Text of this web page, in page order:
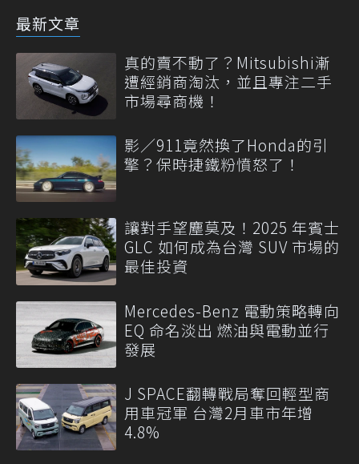
最新文章
真的賣不動了？Mitsubishi漸
遭經銷商淘汰，並且專注二手
市場尋商機！
影／911竟然換了Honda的引
擎？保時捷鐵粉憤怒了！
讓對手望塵莫及！2025 年賓士
GLC 如何成為台灣 SUV 市場的
最佳投資
Mercedes-Benz 電動策略轉向
EQ 命名淡出 燃油與電動並行
發展
J SPACE翻轉戰局奪回輕型商
用車冠軍 台灣2月車市年增
4.8%